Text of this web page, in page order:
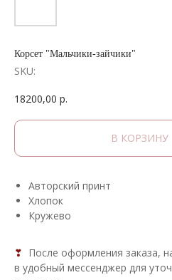
Корсет "Мальчики-зайчики"
SKU:
18200,00 р.
В КОРЗИНУ
Авторский принт
Хлопок
Кружево
❣ После оформления заказа,
в удобный мессенджер для